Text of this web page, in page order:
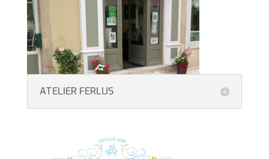
ATELIER FERLUS